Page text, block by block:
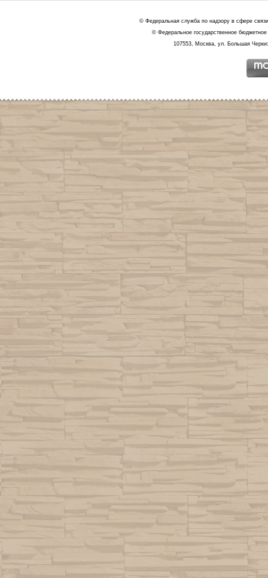
© Федеральная служба по надзору в сфере
© Федеральное государственное
107553, Москва, ул. Большая